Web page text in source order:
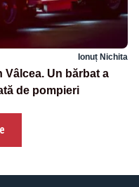
Ionuț Nichita
Vâlcea. Un bărbat a
de pompieri